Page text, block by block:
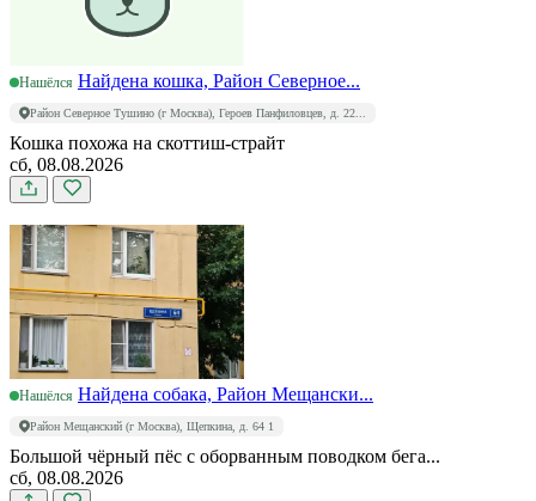
Нашёлся Найдена кошка, Район Северное...
Район Северное Тушино (г Москва), Героев Панфиловцев, д. 22...
Кошка похожа на скоттиш-страйт
сб, 08.08.2026
Нашёлся Найдена собака, Район Мещански...
Район Мещанский (г Москва), Щепкина, д. 64 1
Большой чёрный пёс с оборванным поводком бега...
сб, 08.08.2026